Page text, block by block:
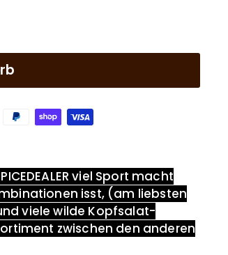
viel Sport macht
isst, (am liebsten
viele wilde Kopfsalat-
zwischen den anderen